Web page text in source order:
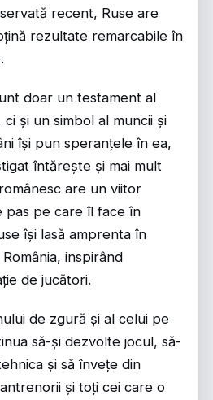
recent, Ruse are
rezultate remarcabile în
doar un testament al
și un simbol al muncii și
își pun speranțele în ea,
întărește și mai mult
are un viitor
pas pe care îl face în
își lasă amprenta în
inspirând
de jucători.
de zgură și al celui pe
să-și dezvolte jocul, să-
și să învețe din
și toți cei care o